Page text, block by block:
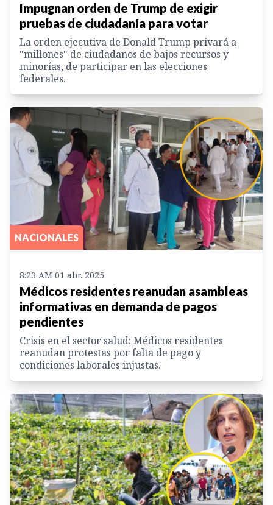
Impugnan orden de Trump de exigir
pruebas de ciudadanía para votar
La orden ejecutiva de Donald Trump privará a
"millones" de ciudadanos de bajos recursos y
minorías, de participar en las elecciones
federales.
NACIONALES
8:23 AM 01 abr. 2025
Médicos residentes reanudan asambleas
informativas en demanda de pagos
pendientes
Crisis en el sector salud: Médicos residentes
reanudan protestas por falta de pago y
condiciones laborales injustas.